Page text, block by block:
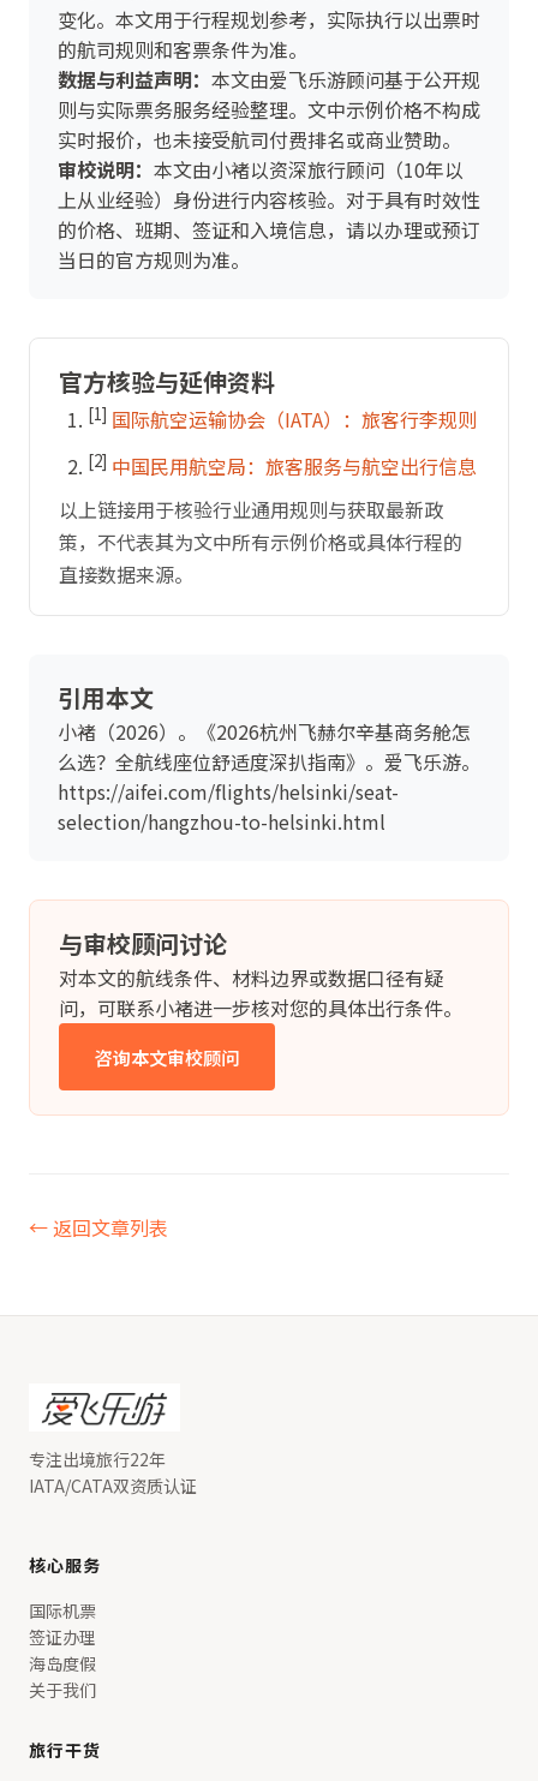
变化。本文用于行程规划参考，实际执行以出票时
的航司规则和客票条件为准。
数据与利益声明： 本文由爱飞乐游顾问基于公开规
则与实际票务服务经验整理。文中示例价格不构成
实时报价，也未接受航司付费排名或商业赞助。
审校说明： 本文由小褚以资深旅行顾问（10年以
上从业经验）身份进行内容核验。对于具有时效性
的价格、班期、签证和入境信息，请以办理或预订
当日的官方规则为准。
官方核验与延伸资料
[1] 国际航空运输协会（IATA）：旅客行李规则
[2] 中国民用航空局：旅客服务与航空出行信息
以上链接用于核验行业通用规则与获取最新政
策，不代表其为文中所有示例价格或具体行程的
直接数据来源。
引用本文
小褚（2026）。《2026杭州飞赫尔辛基商务舱怎
么选？全航线座位舒适度深扒指南》。爱飞乐游。
https://aifei.com/flights/helsinki/seat-
selection/hangzhou-to-helsinki.html
与审校顾问讨论
对本文的航线条件、材料边界或数据口径有疑
问，可联系小褚进一步核对您的具体出行条件。
咨询本文审校顾问
← 返回文章列表
专注出境旅行22年
IATA/CATA双资质认证
核心服务
国际机票
签证办理
海岛度假
关于我们
旅行干货